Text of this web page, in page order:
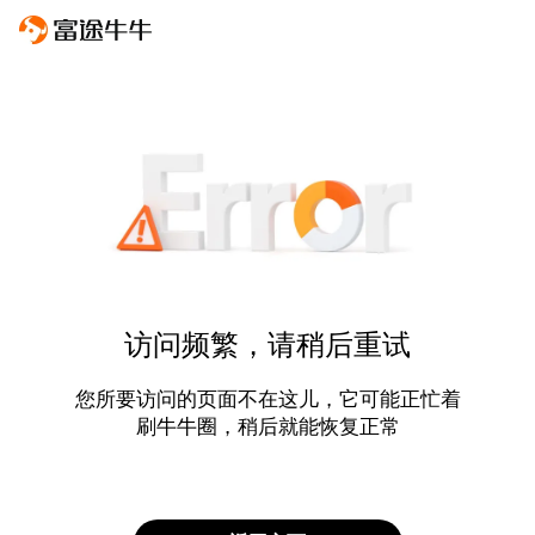
访问频繁，请稍后重试
您所要访问的页面不在这儿，它可能正忙着
刷牛牛圈，稍后就能恢复正常